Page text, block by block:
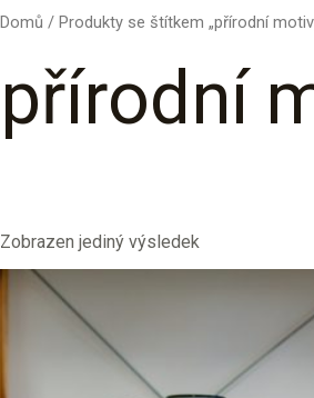
Domů / Produkty se štítkem „přírodní
přírodní
Zobrazen jediný výsledek